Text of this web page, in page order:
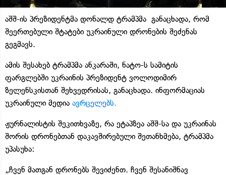
აშშ-ის პრეზიდენტმა დონალდ ტრამპმა განაცხადა, რომ
შეერთებული შტატები უკრაინული დრონების შეძენას
გეგმავს.
ამის შესახებ ტრამპმა ანკარაში, ნატო-ს სამიტის
ფარგლებში უკრაინის პრეზიდენტ ვოლოდიმირ
ზელენსკისთან შეხვედრისას, განაცხადა. ინფორმაციას
უკრაინული მედია ავრცელებს.
ჟურნალისტის შეკითხვაზე, რა ეტაპზეა აშშ-სა და უკრაინას
შორის დრონებთან დაკავშირებული შეთანხმება, ტრამპმა
უპასუხა:
„ჩვენ მათგან დრონებს შევიძენთ. ჩვენ შესანიშნავ